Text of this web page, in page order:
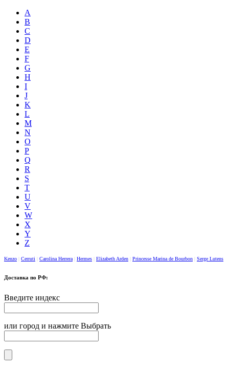
A
B
C
D
E
F
G
H
I
J
K
L
M
N
O
P
Q
R
S
T
U
V
W
X
Y
Z
Kenzo Cerruti Carolina Herrera Hermes Elizabeth Arden Princesse Marina de Bourbon Serge Lutens
Доставка по РФ:
Введите индекс
или город и нажмите Выбрать